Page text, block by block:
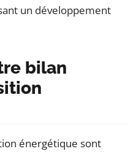
un développement
bilan
énergétique sont